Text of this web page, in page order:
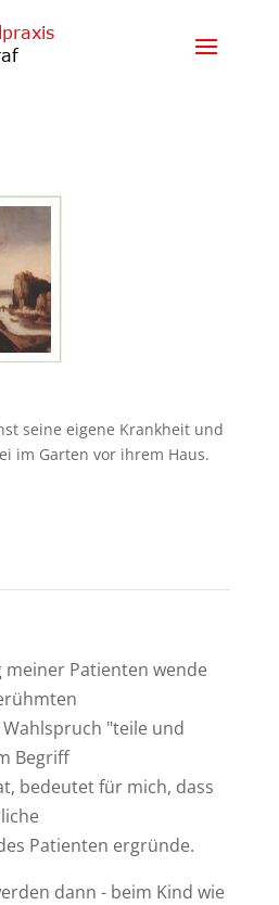
seine eigene Krankheit und
im Garten vor ihrem Haus.
meiner Patienten wende
Wahlspruch "teile und
Begriff
bedeutet für mich, dass
Patienten ergründe.
dann - beim Kind wie